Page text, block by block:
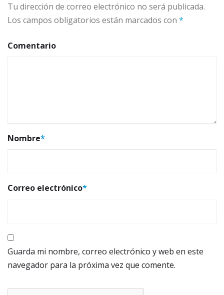
Tu dirección de correo electrónico no será publicada.
Los campos obligatorios están marcados con *
Comentario
Nombre*
Correo electrónico*
Guarda mi nombre, correo electrónico y web en este
navegador para la próxima vez que comente.